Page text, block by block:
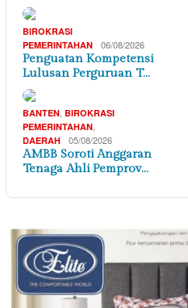
BIROKRASI
PEMERINTAHAN
06/08/2026
Penguatan Kompetensi
Lulusan Perguruan T…
BANTEN, BIROKRASI
PEMERINTAHAN,
DAERAH 05/08/2026
AMBB Soroti Anggaran
Tenaga Ahli Pemprov…